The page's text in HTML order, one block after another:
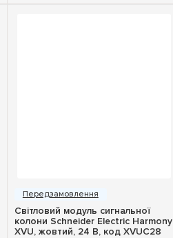
Світловий модуль сигнальної
колони Schneider Electric Harmony
XVU, жовтий, 24 В, код XVUC28